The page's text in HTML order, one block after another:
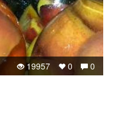
0
0
19957